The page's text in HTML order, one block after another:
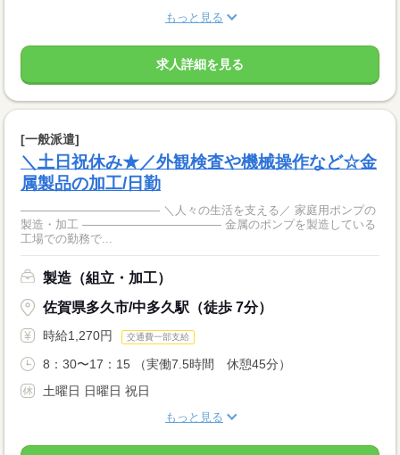
もっと見る
求人詳細を見る
[一般派遣]
＼土日祝休み★／外観検査や機械操作など☆金
属製品の加工/日勤
―――――――――――― ＼人々の生活を支える／ 家庭用ポンプの
製造・加工 ―――――――――――― 金属のポンプを製造している
工場での勤務で...
製造（組立・加工）
佐賀県多久市/中多久駅（徒歩 7分）
時給1,270円 交通費一部支給
8：30〜17：15 （実働7.5時間 休憩45分）
土曜日 日曜日 祝日
もっと見る